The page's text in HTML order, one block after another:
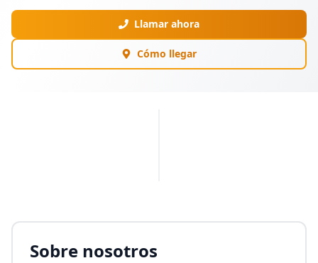
Llamar ahora
Cómo llegar
Sobre nosotros